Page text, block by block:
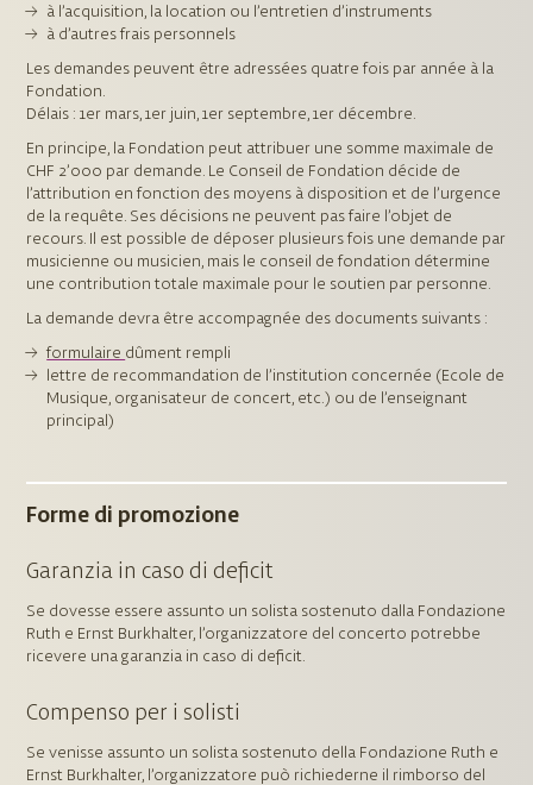
à l’acquisition, la location ou l’entretien d’instruments
à d’autres frais personnels
Les demandes peuvent être adressées quatre fois par année à la
Fondation.
Délais : 1er mars, 1er juin, 1er septembre, 1er décembre.
En principe, la Fondation peut attribuer une somme maximale de
CHF 2’000 par demande. Le Conseil de Fondation décide de
l’attribution en fonction des moyens à disposition et de l’urgence
de la requête. Ses décisions ne peuvent pas faire l’objet de
recours. Il est possible de déposer plusieurs fois une demande par
musicienne ou musicien, mais le conseil de fondation détermine
une contribution totale maximale pour le soutien par personne.
La demande devra être accompagnée des documents suivants :
formulaire dûment rempli
lettre de recommandation de l’institution concernée (Ecole de
Musique, organisateur de concert, etc.) ou de l’enseignant
principal)
Forme di promozione
Garanzia in caso di deficit
Se dovesse essere assunto un solista sostenuto dalla Fondazione
Ruth e Ernst Burkhalter, l’organizzatore del concerto potrebbe
ricevere una garanzia in caso di deficit.
Compenso per i solisti
Se venisse assunto un solista sostenuto della Fondazione Ruth e
Ernst Burkhalter, l’organizzatore può richiederne il rimborso del